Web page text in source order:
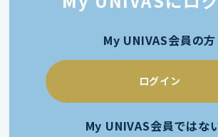
My UNIVAS会員の方
ログイン
My UNIVAS会員ではな